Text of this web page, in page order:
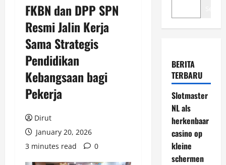
FKBN dan DPP SPN
Resmi Jalin Kerja
Sama Strategis
Pendidikan
Kebangsaan bagi
Pekerja
Dirut
January 20, 2026
3 minutes read
0
BERITA
TERBARU
Slotmaster
NL als
herkenbaar
casino op
kleine
schermen